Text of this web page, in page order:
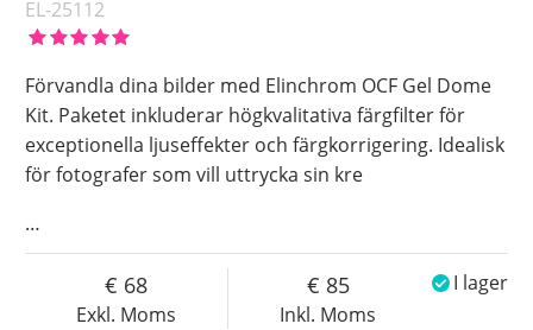
EL-25112
Förvandla dina bilder med Elinchrom OCF Gel Dome
Kit. Paketet inkluderar högkvalitativa färgfilter för
exceptionella ljuseffekter och färgkorrigering. Idealisk
för fotografer som vill uttrycka sin kre
…
Exkl. Moms
68
Inkl. Moms
85 I lager